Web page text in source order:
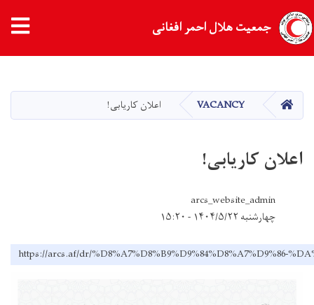
main
content
جمعیت هلال احمر افغانی
HOME
VACANCY اعلان کاریابی!
اعلان کاریابی!
arcs_website_admin
چهارشنبه ۱۴۰۴/۵/۲۲ - ۱۵:۲۰
https://arcs.af/dr/%D8%A7%D8%B9%D9%84%D8%A7%D9%86-